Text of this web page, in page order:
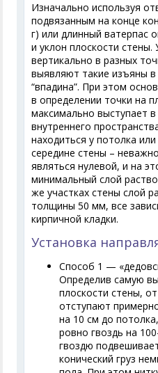
Изначально используя
подвязанным на конце
г) или длинный ватерпас
и уклон плоскости стены.
вертикально в разных
выявляют такие изъяны в
“впадина”. При этом
в определении точки на
максимально выступает
внутреннего
находиться у потолка
середине стены –
являться нулевой, и на
минимальный слой
же участках стены слой
толщины 50 мм, все
кирпичной кладки.
Установка
Способ 1 —
Определив самую
плоскости стены,
отступают
на 10 см до
ровно гвоздь на
гвоздю
конический груз